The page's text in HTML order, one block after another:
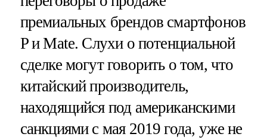
премиальных брендов смартфонов
P и Mate. Слухи о потенциальной
сделке могут говорить о том, что
китайский производитель,
находящийся под американскими
санкциями с мая 2019 года, уже не